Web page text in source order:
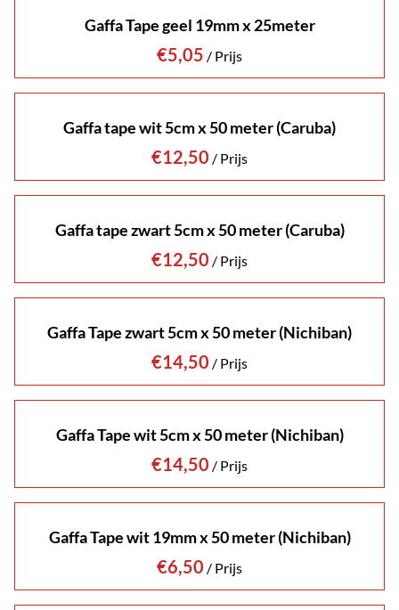
Gaffa Tape geel 19mm x 25meter
/
Gaffa tape wit 5cm x 50 meter (Caruba)
/
Gaffa tape zwart 5cm x 50 meter (Caruba)
/
Gaffa Tape zwart 5cm x 50 meter (Nichiban)
/
Gaffa Tape wit 5cm x 50 meter (Nichiban)
/
Gaffa Tape wit 19mm x 50 meter (Nichiban)
/